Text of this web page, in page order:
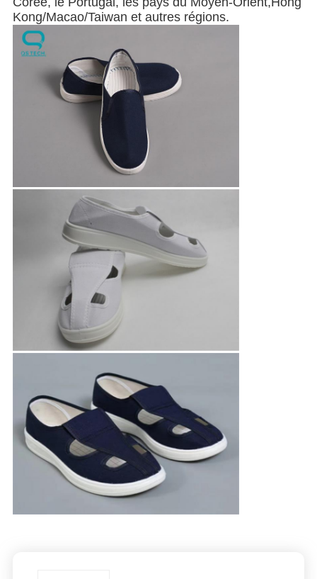
Kong/Macao/Taiwan et autres régions.